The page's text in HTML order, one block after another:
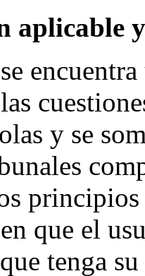
aplicable
y se
que el
tenga